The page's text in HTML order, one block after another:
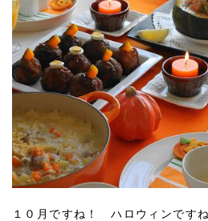
１０月ですね！ ハロウィンです